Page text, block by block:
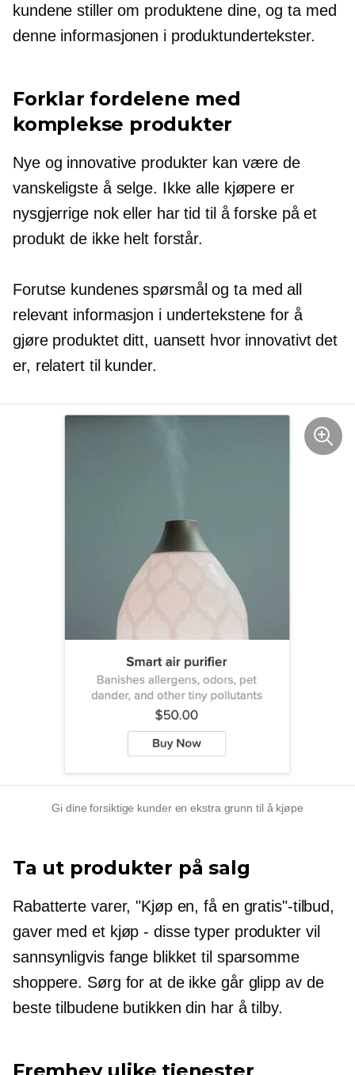
kundene stiller om produktene dine, og ta med
denne informasjonen i produktundertekster.
Forklar fordelene med
komplekse produkter
Nye og innovative produkter kan være de
vanskeligste å selge. Ikke alle kjøpere er
nysgjerrige nok eller har tid til å forske på et
produkt de ikke helt forstår.
Forutse kundenes spørsmål og ta med all
relevant informasjon i undertekstene for å
gjøre produktet ditt, uansett hvor innovativt det
er, relatert til kunder.
Gi dine forsiktige kunder en ekstra grunn til å kjøpe
Ta ut produkter på salg
Rabatterte varer, "Kjøp en, få en gratis"-tilbud,
gaver med et kjøp - disse typer produkter vil
sannsynligvis fange blikket til sparsomme
shoppere. Sørg for at de ikke går glipp av de
beste tilbudene butikken din har å tilby.